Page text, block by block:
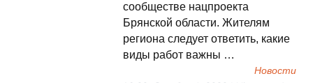
сообществе нацпроекта
Брянской области. Жителям
региона следует ответить, какие
виды работ важны …
Новости